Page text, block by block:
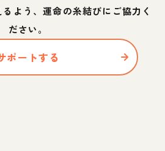
よう、運命の糸結びにご協力く
ださい。
ポートする